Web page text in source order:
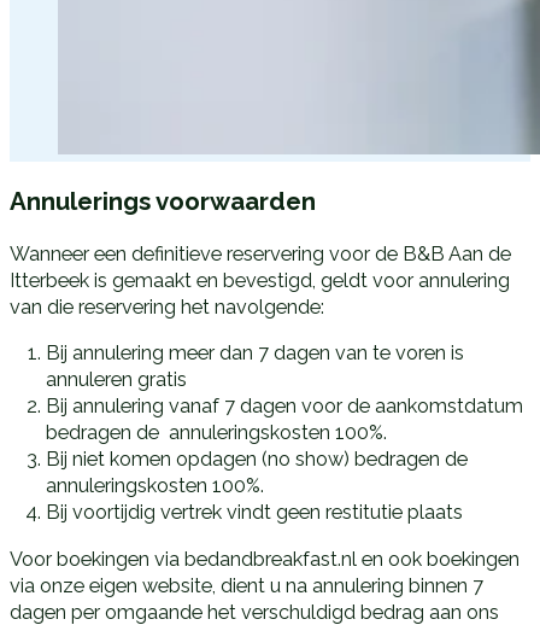
Annulerings voorwaarden
Wanneer een definitieve reservering voor de B&B Aan de
Itterbeek is gemaakt en bevestigd, geldt voor annulering
van die reservering het navolgende:
Bij annulering meer dan 7 dagen van te voren is
annuleren gratis
Bij annulering vanaf 7 dagen voor de aankomstdatum
bedragen de annuleringskosten 100%.
Bij niet komen opdagen (no show) bedragen de
annuleringskosten 100%.
Bij voortijdig vertrek vindt geen restitutie plaats
Voor boekingen via bedandbreakfast.nl en ook boekingen
via onze eigen website, dient u na annulering binnen 7
dagen per omgaande het verschuldigd bedrag aan ons